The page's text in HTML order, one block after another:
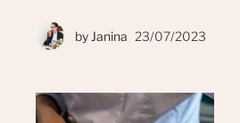
by Janina 23/07/2023